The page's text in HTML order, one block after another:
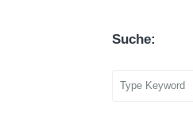
Suche: